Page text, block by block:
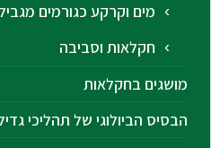
מים וקרקע כגורמים
חקלאות וסביבה
מושגים בחקלאות
הבסיס הביולוגי של תהליכי